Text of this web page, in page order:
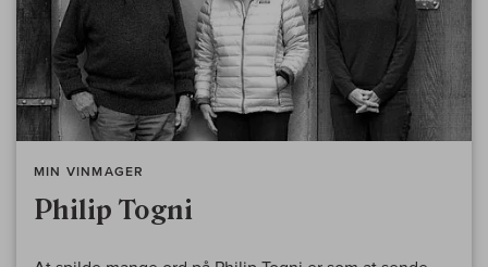
MIN VINMAGER
Philip Togni